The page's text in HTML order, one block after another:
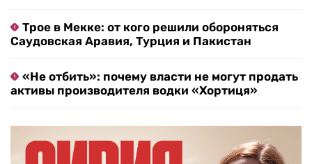
Трое в Мекке: от кого решили обороняться
Саудовская Аравия, Турция и Пакистан
«Не отбить»: почему власти не могут продать
активы производителя водки «Хортиця»